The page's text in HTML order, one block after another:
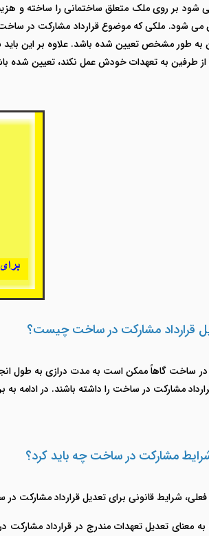
شود بر روی ملک متعلق ساختمانی را ساخته و
شود. ملکی که موضوع قرارداد مشارکت در ساخت
به طور مشخص تعیین شده باشد. علاوه بر این
طرفین به تعهدات خودش عمل نکند، تعیین شده
قرارداد مشارکت در ساخت چیست؟
در ساخت گاهاً ممکن است به مدت درازی به طول
مشارکت در ساخت را داشته باشند. در ادامه
مشارکت در ساخت چه باید کرد؟
فعلی، شرایط قانونی برای تعدیل قرارداد مشارکت
به معنای تعدیل تعهدات مندرج در قرارداد